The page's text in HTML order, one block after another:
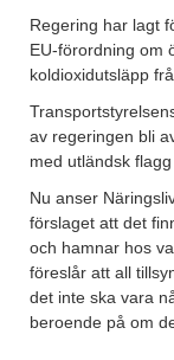
Regering har lagt
EU-förordning om
koldioxidutsläpp
av regeringen bli
med utländsk
Nu anser
förslaget att det
och hamnar hos
föreslår att all
det inte ska vara
beroende på om